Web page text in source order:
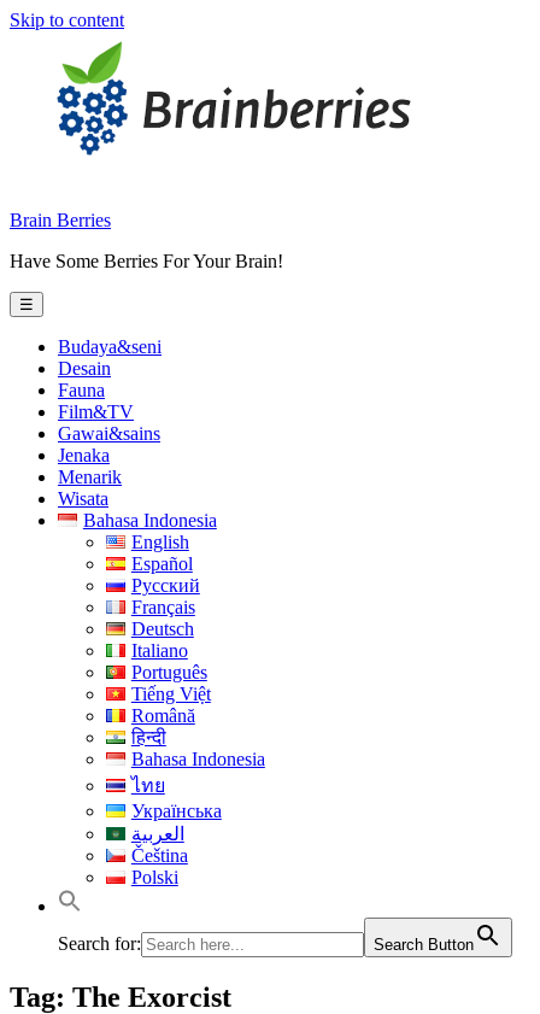
Skip to content
Brain Berries
Have Some Berries For Your Brain!
☰
Budaya&seni
Desain
Fauna
Film&TV
Gawai&sains
Jenaka
Menarik
Wisata
Bahasa Indonesia
English
Español
Русский
Français
Deutsch
Italiano
Português
Tiếng Việt
Română
हिन्दी
Bahasa Indonesia
ไทย
Українська
العربية
Čeština
Polski
Search for: Search Button
Tag: The Exorcist